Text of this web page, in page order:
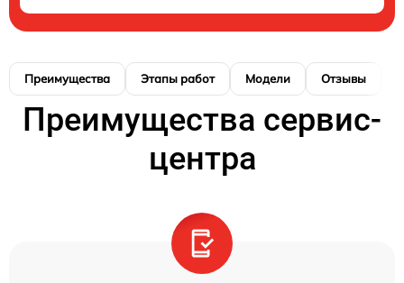
Преимущества Этапы работ Модели Отзывы
Преимущества сервис-
центра